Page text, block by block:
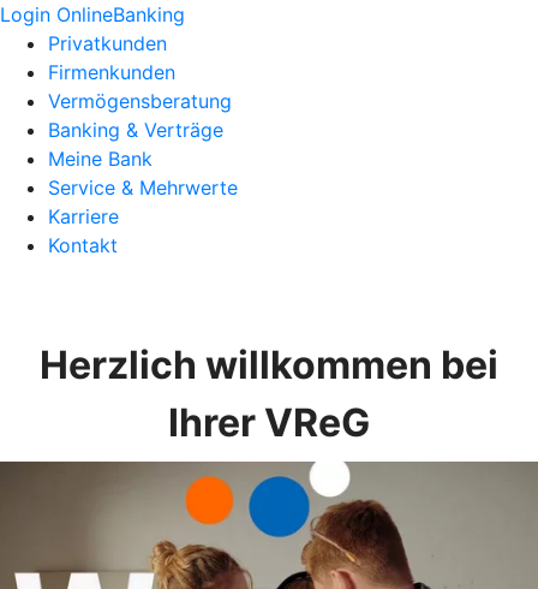
Login OnlineBanking
Privatkunden
Firmenkunden
Vermögensberatung
Banking & Verträge
Meine Bank
Service & Mehrwerte
Karriere
Kontakt
Herzlich willkommen bei
Ihrer VReG